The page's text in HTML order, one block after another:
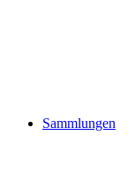
Sammlungen